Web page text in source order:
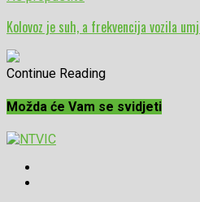
Kolovoz je suh, a frekvencija vozila
Continue Reading
Možda će Vam se svidjeti